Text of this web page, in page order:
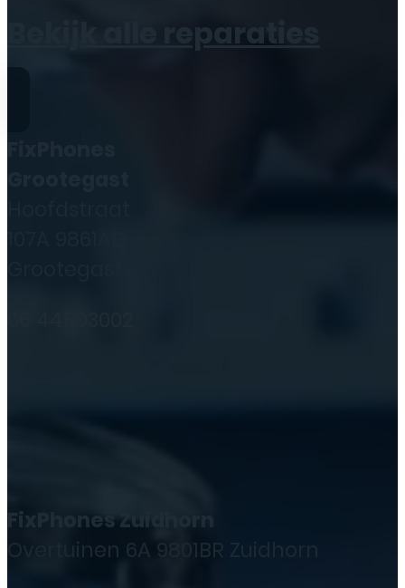
Bekijk alle reparaties
FixPhones Zuidhorn
Overtuinen 6A 9801BR Zuidhorn